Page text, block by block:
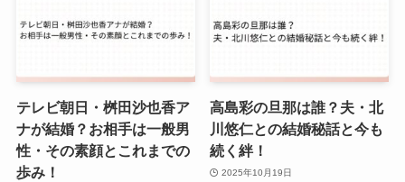
テレビ朝日・桝田沙也香ア
ナが結婚？お相手は一般男
性・その素顔とこれまでの
歩み！
高島彩の旦那は誰？夫・北
川悠仁との結婚秘話と今も
続く絆！
2025年10月19日